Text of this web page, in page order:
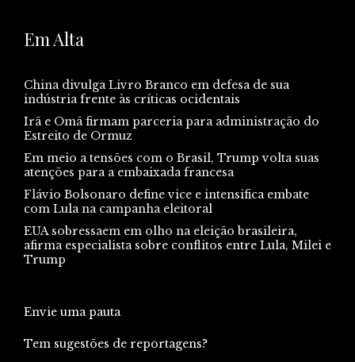
Em Alta
China divulga Livro Branco em defesa de sua
indústria frente às críticas ocidentais
Irã e Omã firmam parceria para administração do
Estreito de Ormuz
Em meio a tensões com o Brasil, Trump volta suas
atenções para a embaixada francesa
Flávio Bolsonaro define vice e intensifica embate
com Lula na campanha eleitoral
EUA sobressaem em olho na eleição brasileira,
afirma especialista sobre conflitos entre Lula, Milei e
Trump
Envie uma pauta
Tem sugestões de reportagens?